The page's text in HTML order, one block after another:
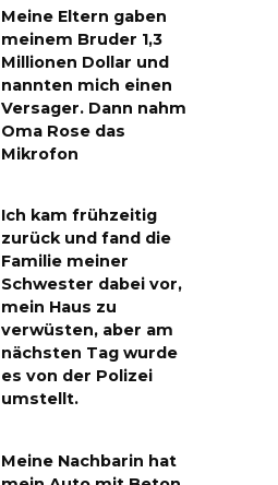
Meine Eltern gaben
meinem Bruder 1,3
Millionen Dollar und
nannten mich einen
Versager. Dann nahm
Oma Rose das
Mikrofon
Ich kam frühzeitig
zurück und fand die
Familie meiner
Schwester dabei vor,
mein Haus zu
verwüsten, aber am
nächsten Tag wurde
es von der Polizei
umstellt.
Meine Nachbarin hat